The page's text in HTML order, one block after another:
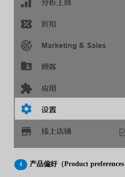
产品偏好（Product preferences